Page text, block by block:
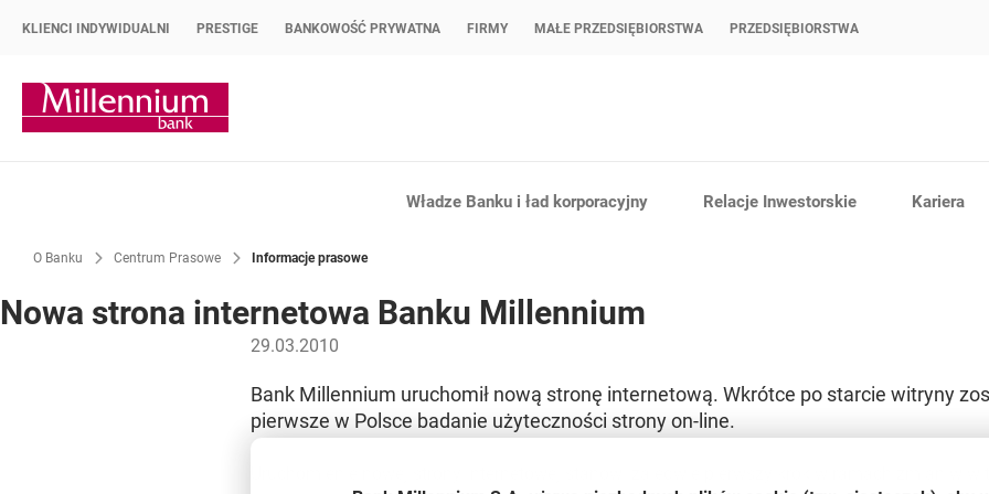
KLIENCI INDYWIDUALNI PRESTIGE BANKOWOŚĆ PRYWATNA FIRMY MAŁE PRZEDSIĘBIORSTWA PRZEDSIĘBIORSTWA
Strona główna Bank Millennium
Władze Banku i ład korporacyjny Relacje Inwestorskie Kariera
O Banku Centrum Prasowe Informacje prasowe
Nowa strona internetowa Banku Millennium
29.03.2010
Bank Millennium uruchomił nową stronę internetową. Wkrótce po starcie witryny
pierwsze w Polsce badanie użyteczności strony on-line.